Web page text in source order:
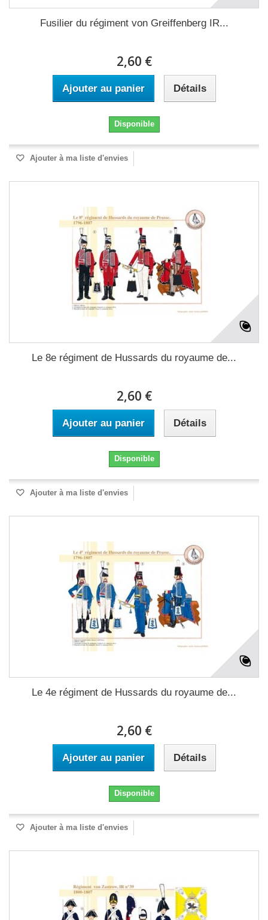
Fusilier du régiment von Greiffenberg IR...
2,60 €
Ajouter au panier Détails
Disponible
Ajouter à ma liste d'envies
Le 8e régiment de Hussards du royaume de...
2,60 €
Ajouter au panier Détails
Disponible
Ajouter à ma liste d'envies
Le 4e régiment de Hussards du royaume de...
2,60 €
Ajouter au panier Détails
Disponible
Ajouter à ma liste d'envies